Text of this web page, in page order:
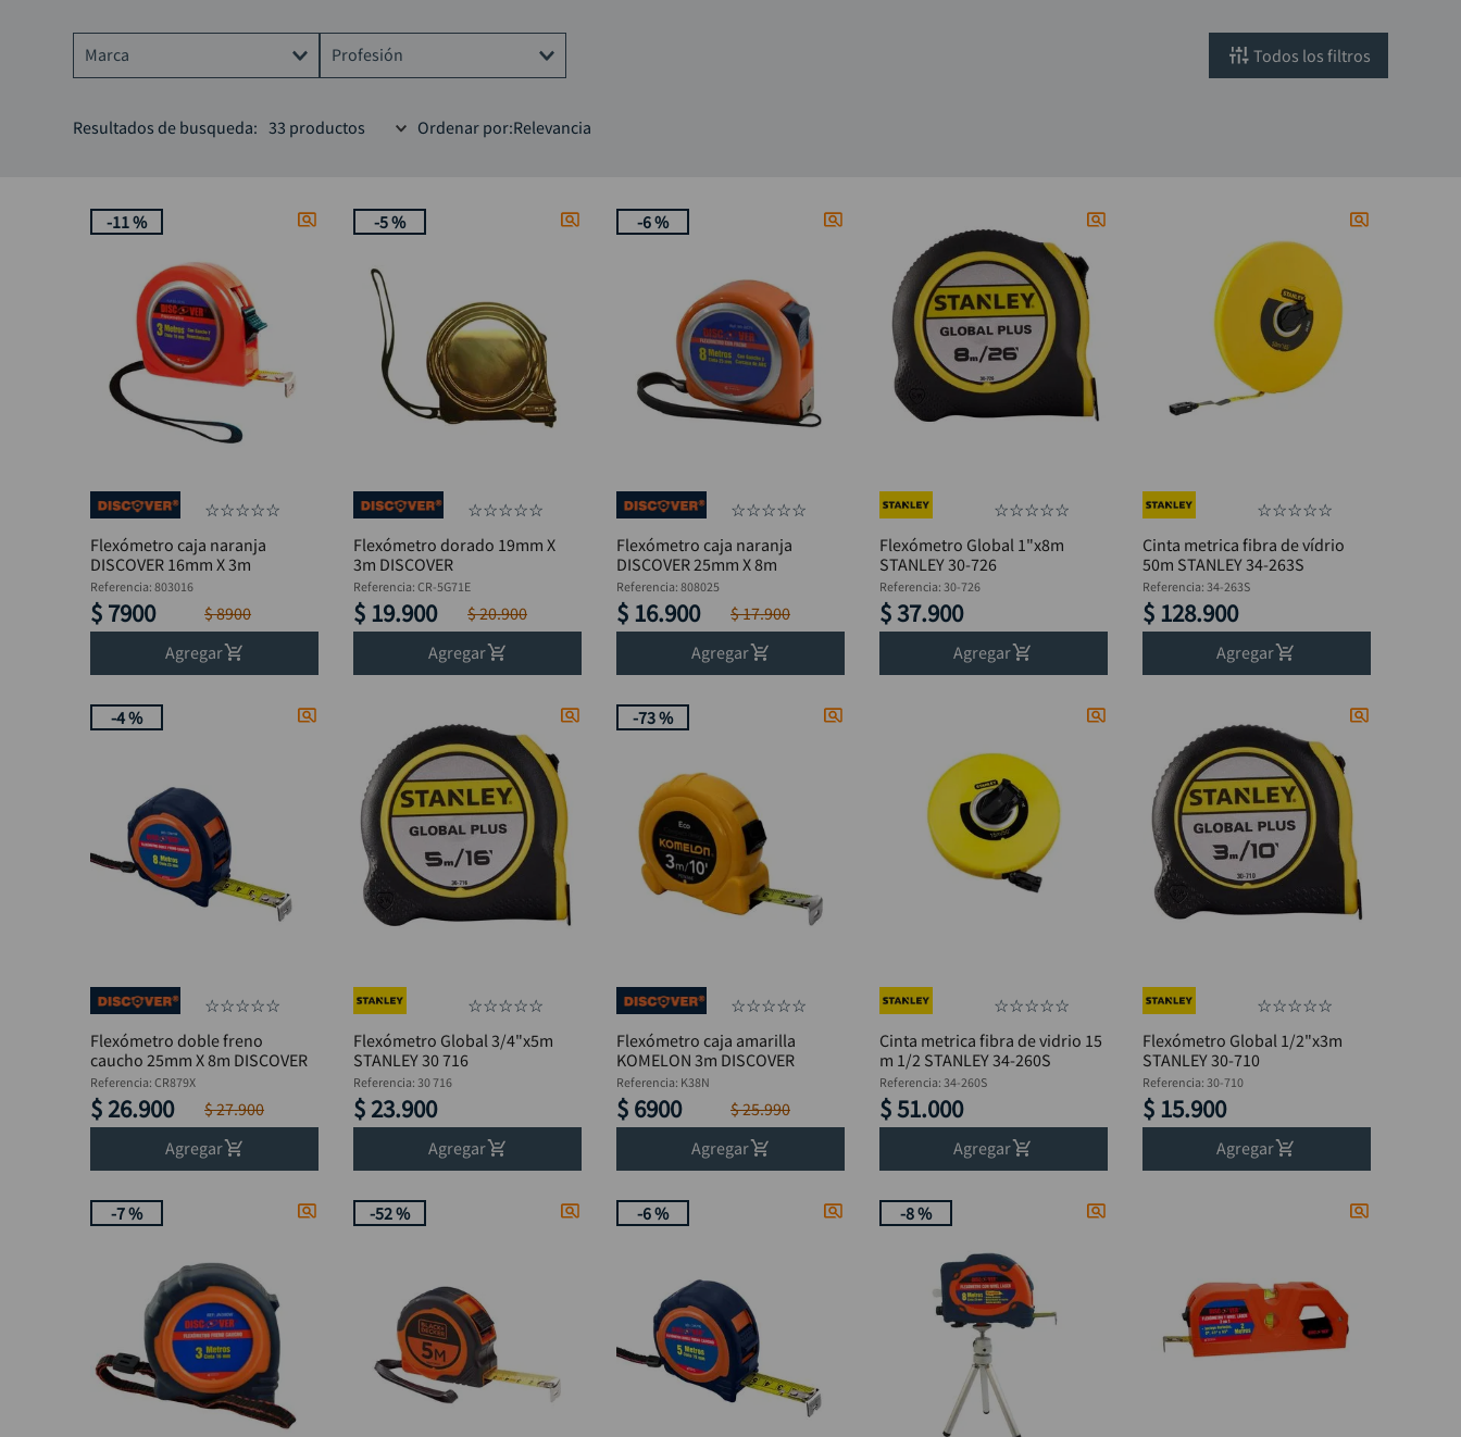
Marca
BLACK DECKER
Profesión
Albañil
Electricista
Jardinero
Maestro de obra
Mecánico
Ornamentador
filtros
Resultados de busqueda: 33 productos Ordenar por Relevancia
-11 %
☆☆☆☆☆
Flexómetro caja naranja
DISCOVER 16mm X 3m
Referencia:803016
$ 7900 $8900
Agregar
-5 %
☆☆☆☆☆
Flexómetro dorado 19mm X
3m DISCOVER
Referencia:CR-5G71E
$ 19.900 $20.900
Agregar
-6 %
☆☆☆☆☆
Flexómetro caja naranja
DISCOVER 25mm X 8m
Referencia:808025
$ 16.900 $17.900
Agregar
☆☆☆☆☆
Flexómetro Global 1"x8m
STANLEY 30-726
Referencia: 30-726
$37.900
Agregar
☆☆☆☆☆
Cinta metrica fibra de vídrio
50m STANLEY 34-263S
Referencia: 34-263S
$ 128.900
Agregar
-4 %
☆☆☆☆☆
Flexómetro doble freno
caucho 25mm X 8m DISCOVER
Referencia:CR879X
$ 26.900 $27.900
Agregar
☆☆☆☆☆
Flexómetro Global 3/4"x5m
STANLEY 30 716
Referencia: 30 716
$ 23.900
Agregar
-73 %
☆☆☆☆☆
Flexómetro caja amarilla
KOMELON 3m DISCOVER
Referencia: K38N
$ 6900 $25.990
Agregar
☆☆☆☆☆
Cinta metrica fibra de vidrio 15
m 1/2 STANLEY 34-260S
Referencia: 34-260S
$51.000
Agregar
☆☆☆☆☆
Flexómetro Global 1/2"x3m
STANLEY 30-710
Referencia: 30-710
$ 15.900
Agregar
-7 % -52 % -6 % -8 %
10.